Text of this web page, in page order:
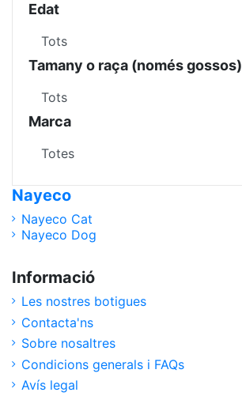
Edat
Tamany o raça (només gossos)
Marca
Nayeco
Nayeco Cat
Nayeco Dog
Informació
Les nostres botigues
Contacta'ns
Sobre nosaltres
Condicions generals i FAQs
Avís legal